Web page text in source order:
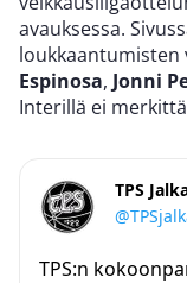
avauksessa.
loukkaantumisten
Espinosa, Jonni
Interillä ei
TPS
TPS:n